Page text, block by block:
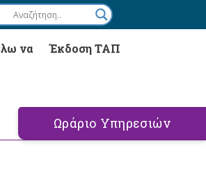
να Έκδοση ΤΑΠ
Ωράριο Υπηρεσιών